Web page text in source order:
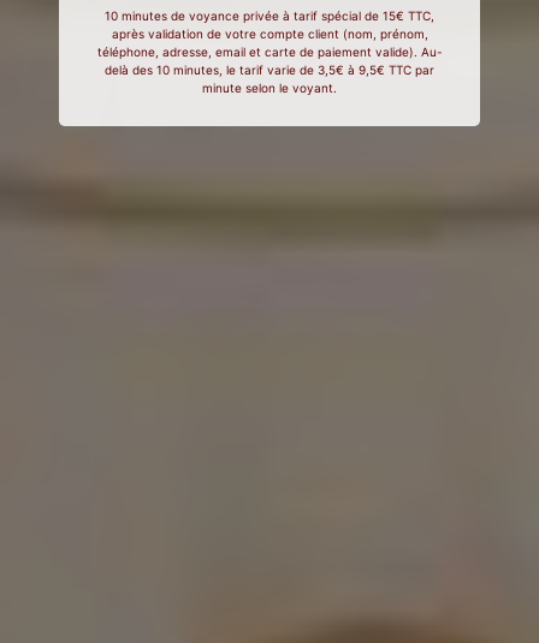
10 minutes de voyance privée à tarif spécial de 15€ TTC,
après validation de votre compte client (nom, prénom,
téléphone, adresse, email et carte de paiement valide). Au-
delà des 10 minutes, le tarif varie de 3,5€ à 9,5€ TTC par
minute selon le voyant.